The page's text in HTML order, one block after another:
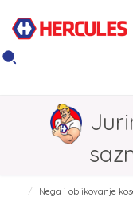
Nega i oblikovanje